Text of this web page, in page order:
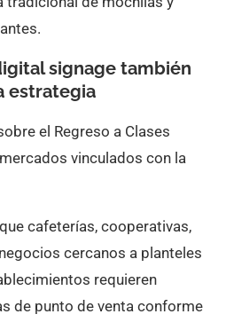
signage también
estrategia
el Regreso a Clases
vinculados con la
cafeterías, cooperativas,
cercanos a planteles
requieren
de punto de venta conforme